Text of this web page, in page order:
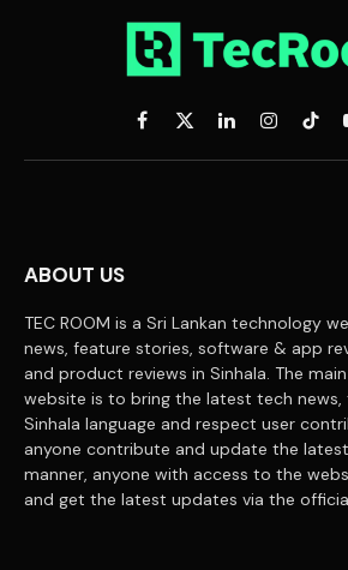
Facebook
X
(Twitter)
LinkedInInstagram
ABOUT US
TEC ROOM is a Sri Lankan technology
news, feature stories, software & app
and product reviews in Sinhala. The
website is to bring the latest tech
Sinhala language and respect user
anyone contribute and update the
manner, anyone with access to the
and get the latest updates via the